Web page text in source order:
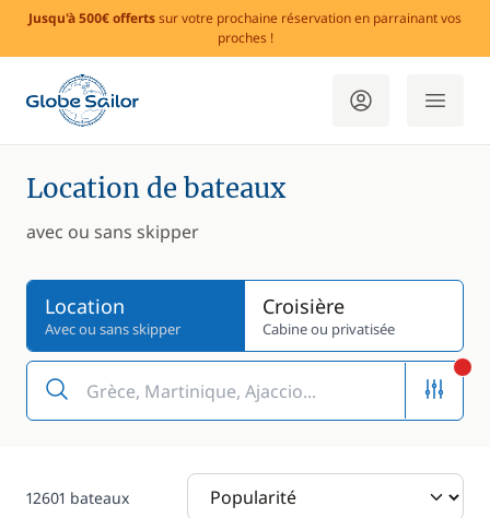
Jusqu'à 500€ offertssur votre prochaine réservation en parrainant vos
proches !
Location de bateaux
avec ou sans skipper
Location
Avec ou sans skipper
Croisière
Cabine ou privatisée
Grèce, Martinique, Ajaccio...
12601 bateaux